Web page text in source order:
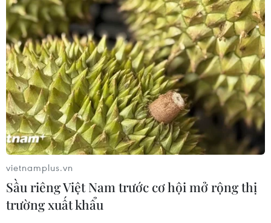
Trường Đại học Hồng Đức
08/08/2026 06:36
Hà Nội sắp xếp trường học - cuộc
chuyển đổi về tư duy quản trị giáo
dục
08/08/2026 02:51
Xem thêm
vietnamplus.vn
Sầu riêng Việt Nam trước cơ hội mở rộng thị
trường xuất khẩu